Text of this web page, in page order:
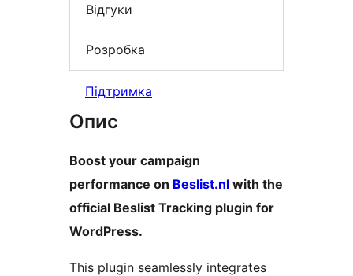
Відгуки
Розробка
Підтримка
Опис
Boost your campaign
performance on Beslist.nl with the
official Beslist Tracking plugin for
WordPress.
This plugin seamlessly integrates